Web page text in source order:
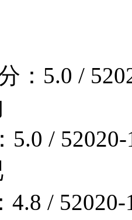
：5.0 / 5
5.0 / 5
4.8 / 52020-